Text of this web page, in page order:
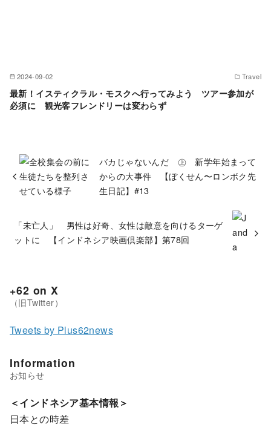
2024-09-02 Travel
最新！イスティクラル・モスクへ行ってみよう ツアー参加が
必須に 観光客フレンドリーは変わらず
バカじゃないんだ ㊤ 新学年始まって
からの大事件 【ぼくせん〜ロンボク先
生日記】#13
「未亡人」 男性は好奇、女性は敵意を向けるターゲ
ットに 【インドネシア映画倶楽部】第78回
+62 on X
Tweets by Plus62news
Information
＜インドネシア基本情報＞
日本との時差